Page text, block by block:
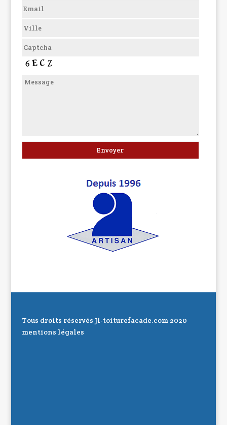
Tous droits réservés Jl-toiturefacade.com 2020
mentions légales